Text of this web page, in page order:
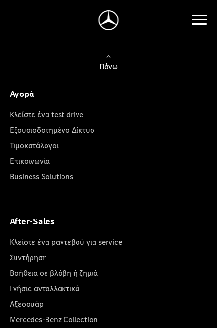
Πάνω
Αγορά
Κλείστε ένα test drive
Εξουσιοδοτημένο Δίκτυο
Τιμοκατάλογοι
Επικοινωνία
Business Solutions
After-Sales
Κλείστε ένα ραντεβού για service
Συντήρηση
Βοήθεια σε βλάβη ή ζημιά
Γνήσια ανταλλακτικά
Αξεσουάρ
Mercedes-Benz Collection